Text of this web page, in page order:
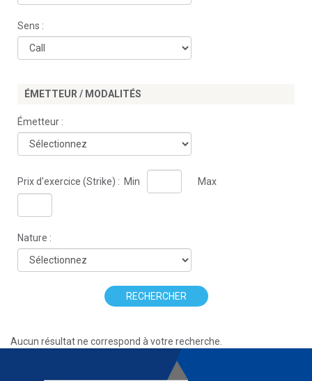
Sens :
ÉMETTEUR / MODALITÉS
Émetteur :
Prix d'exercice (Strike) : Min Max
Nature :
RECHERCHER
Aucun résultat ne correspond à votre recherche.